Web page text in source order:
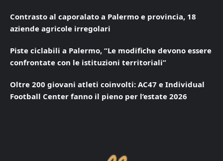
Contrasto al caporalato a Palermo e provincia, 18
aziende agricole irregolari
Piste ciclabili a Palermo, “Le modifiche devono essere
confrontate con le istituzioni territoriali”
Oltre 200 giovani atleti coinvolti: AC47 e Individual
Football Center fanno il pieno per l’estate 2026